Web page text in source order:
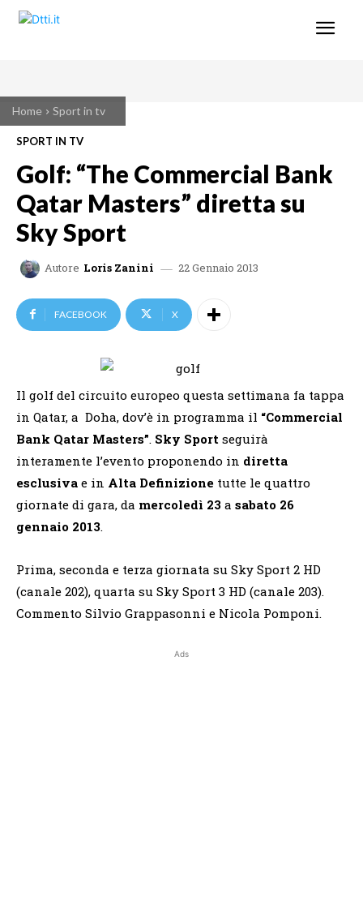
Home Sport in tv
SPORT IN TV
Golf: “The Commercial Bank
Qatar Masters” diretta su
Sky Sport
Autore Loris Zanini 22 Gennaio 2013
FACEBOOK X
Il golf del circuito europeo questa settimana fa tappa
in Qatar, a Doha, dov’è in programma il “Commercial
Bank Qatar Masters”. Sky Sport seguirà
interamente l’evento proponendo in diretta
esclusiva e in Alta Definizione tutte le quattro
giornate di gara, da mercoledì 23 a sabato 26
gennaio 2013.
Prima, seconda e terza giornata su Sky Sport 2 HD
(canale 202), quarta su Sky Sport 3 HD (canale 203).
Commento Silvio Grappasonni e Nicola Pomponi.
Ads